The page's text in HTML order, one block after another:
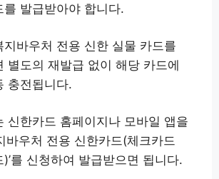
를 발급받아야 합니다.
지바우처 전용 신한 실물 카드를
별도의 재발급 없이 해당 카드에
충전됩니다.
신한카드 홈페이지나 모바일 앱을
바우처 전용 신한카드(체크카드
를 신청하여 발급받으면 됩니다.